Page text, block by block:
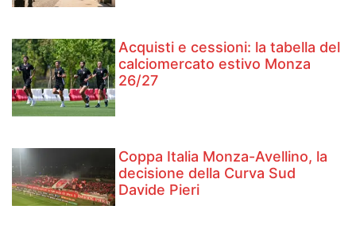
Acquisti e cessioni: la tabella del
calciomercato estivo Monza
26/27
Coppa Italia Monza-Avellino, la
decisione della Curva Sud
Davide Pieri